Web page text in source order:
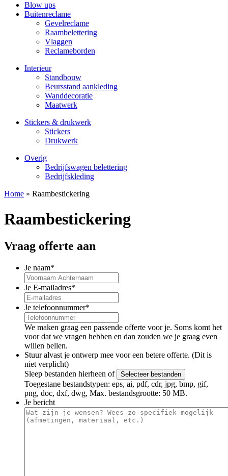
Blow ups
Buitenreclame
Gevelreclame
Raambelettering
Vlaggen
Reclameborden
Interieur
Standbouw
Beursstand aankleding
Wanddecoratie
Maatwerk
Stickers & drukwerk
Stickers
Drukwerk
Overig
Bedrijfswagen belettering
Bedrijfskleding
Home » Raambestickering
Raambestickering
Vraag offerte aan
Je naam*
Je E-mailadres*
Je telefoonnummer*
We maken graag een passende offerte voor je. Soms komt het
voor dat we vragen hebben en dan zouden we je graag even
willen bellen.
Stuur alvast je ontwerp mee voor een betere offerte. (Dit is
niet verplicht)
Sleep bestanden hierheen of
Selecteer bestanden
Toegestane bestandstypen: eps, ai, pdf, cdr, jpg, bmp, gif,
png, doc, dxf, dwg, Max. bestandsgrootte: 50 MB.
Je bericht